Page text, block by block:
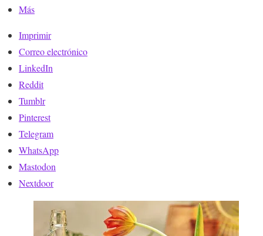
Más
Imprimir
Correo electrónico
LinkedIn
Reddit
Tumblr
Pinterest
Telegram
WhatsApp
Mastodon
Nextdoor